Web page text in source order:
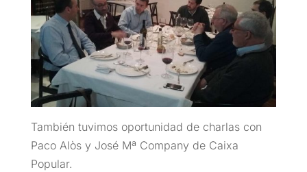
También tuvimos oportunidad de charlas con
Paco Alòs y José Mª Company de Caixa
Popular.